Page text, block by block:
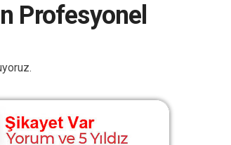
Profesyonel